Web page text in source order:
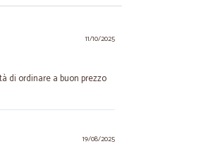
11/10/2025
di ordinare a buon prezzo
19/08/2025